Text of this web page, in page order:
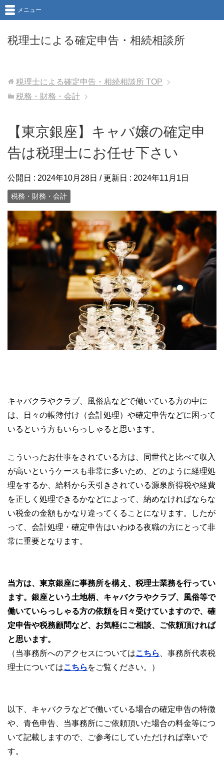
税理士による確定申告・相続相談所
メニュー
税理士による確定申告・相続相談所 TOP
税務・財務・会計
【東京銀座】キャバ嬢の確定申
告は税理士にお任せ下さい
公開日 : 2024年10月28日 / 更新日 : 2024年11月1日
税務・財務・会計
キャバクラやクラブ、風俗店などで働いている方の中に
は、日々の帳簿付け（会計処理）や確定申告などに困って
いるという方もいらっしゃると思います。
こういったお仕事をされている方は、同世代と比べて収入
が高いというケースも非常に多いため、どのように経理処
理をするか、給料から天引きされている源泉所得税や経費
を正しく処理できるかなどによって、納めなければならな
い税金の金額もかなり違ってくることになります。したが
って、会計処理・確定申告はいわゆる夜職の方にとって非
常に重要となります。
当方は、東京銀座に事務所を構え、税理士業務を行ってい
ます。銀座という土地柄、キャバクラやクラブ、風俗等で
働いていらっしゃる方の依頼を日々受けていますので、確
定申告や税務顧問など、お気軽にご相談、ご依頼頂ければ
と思います。
（当事務所へのアクセスについてはこちら
、事務所代表税
理士についてはこちら をご覧ください。）
以下、キャバクラなどで働いている場合の確定申告の特徴
や、青色申告、当事務所にご依頼頂いた場合の料金等につ
いて記載しますので、ご参考にしていただければ幸いで
す。